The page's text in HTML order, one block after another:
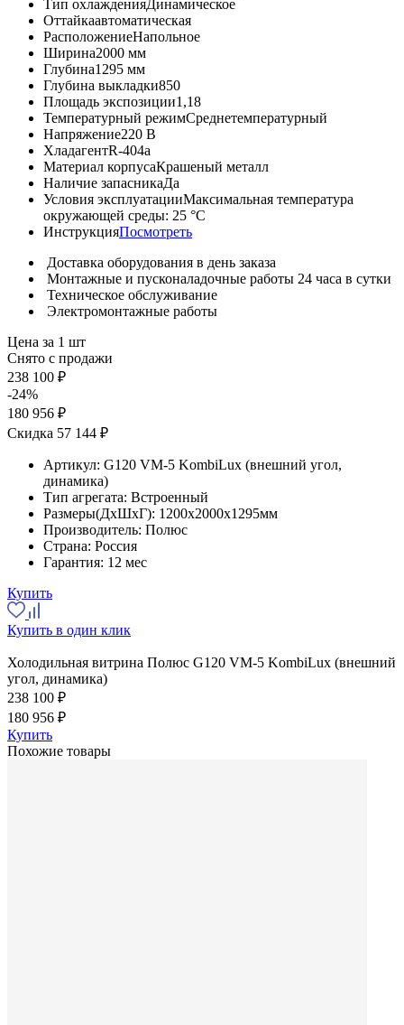
Тип охлажденияДинамическое
Оттайкаавтоматическая
РасположениеНапольное
Ширина2000 мм
Глубина1295 мм
Глубина выкладки850
Площадь экспозиции1,18
Температурный режимСреднетемпературный
Напряжение220 В
ХладагентR-404a
Материал корпусаКрашеный металл
Наличие запасникаДа
Условия эксплуатацииМаксимальная температура
окружающей среды: 25 °С
ИнструкцияПосмотреть
Доставка оборудования в день заказа
Монтажные и пусконаладочные работы 24 часа в сутки
Техническое обслуживание
Электромонтажные работы
Цена за 1 шт
Снято с продажи
238 100 ₽
-24%
180 956 ₽
Скидка 57 144 ₽
Артикул: G120 VM-5 KombiLux (внешний угол,
динамика)
Тип агрегата: Встроенный
Размеры(ДхШхГ): 1200x2000x1295мм
Производитель: Полюс
Страна: Россия
Гарантия: 12 мес
Купить
Купить в один клик
Холодильная витрина Полюс G120 VM-5 KombiLux (внешний
угол, динамика)
238 100 ₽
180 956 ₽
Купить
Похожие товары